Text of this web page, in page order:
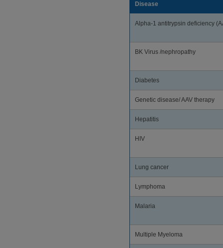
Disease
Alpha-1 antitrypsin deficiency
BK Virus /nephropathy
Diabetes
Genetic disease/ AAV therapy
Hepatitis
HIV
Lung cancer
Lymphoma
Malaria
Multiple Myeloma